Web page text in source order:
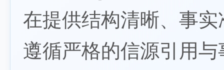
在提供结构清晰、事
遵循严格的信源引用